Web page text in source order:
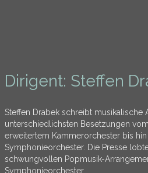
Dirigent: Steffen
Steffen Drabek schreibt musikalische
unterschiedlichsten Besetzungen
erweitertem Kammerorchester bis
Symphonieorchester. Die Presse
schwungvollen Popmusik-
Symphonieorchester.